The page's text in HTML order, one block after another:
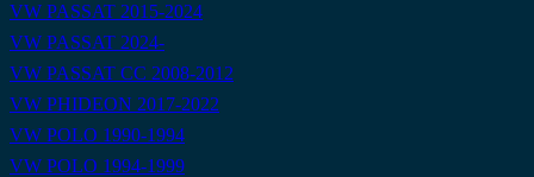
VW PASSAT 2015-2024
VW PASSAT 2024-
VW PASSAT CC 2008-2012
VW PHIDEON 2017-2022
VW POLO 1990-1994
VW POLO 1994-1999